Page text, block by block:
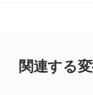
関連する